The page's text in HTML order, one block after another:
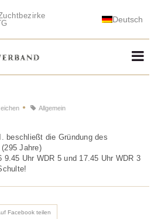
Deutsch
Allgemein
beschließt die Gründung des
(295 Jahre)
9.45 Uhr WDR 5 und 17.45 Uhr WDR 3
Facebook teilen